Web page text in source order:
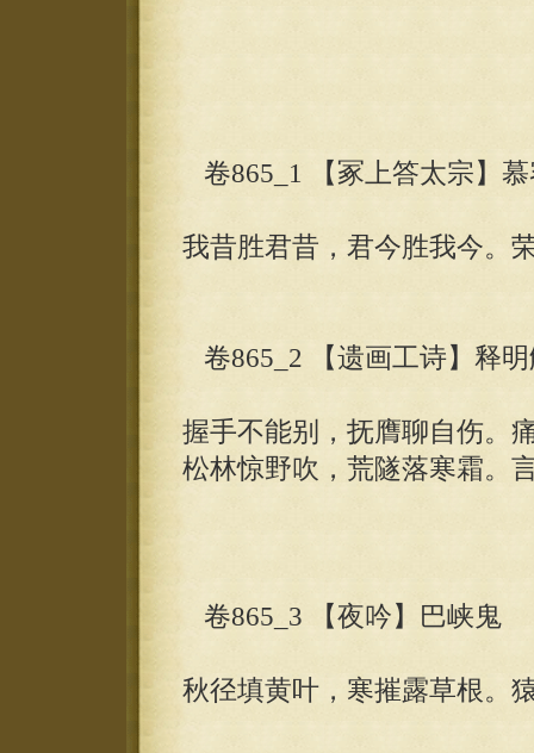
卷865_1 【冢上答太宗】
我昔胜君昔，君今胜我今。
卷865_2 【遗画工诗】释
握手不能别，抚膺聊自伤。
松林惊野吹，荒隧落寒霜。
卷865_3 【夜吟】巴峡鬼
秋径填黄叶，寒摧露草根。